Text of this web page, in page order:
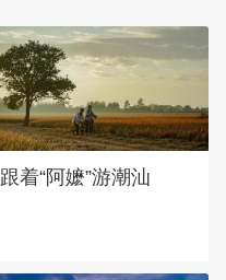
跟着“阿嬷”游潮汕